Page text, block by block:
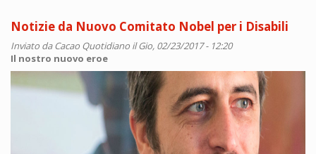
Notizie da Nuovo Comitato Nobel per i Disabili
Inviato daCacao Quotidiano il Gio, 02/23/2017 - 12:20
Il nostro nuovo eroe